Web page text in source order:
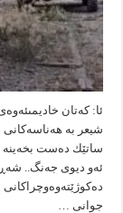
ئا: كه‌تان
شیعر به‌ هه‌ناسه‌كانى
ساتێك ده‌ست بخه‌ینه‌
ئه‌و دیوى جه‌نگ..
ده‌كوژێته‌وه‌وچراكانی
جوانی …